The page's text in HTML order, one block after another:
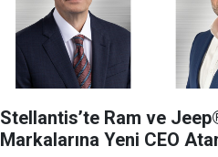
Stellantis’te Ram ve
Markalarına Yeni CEO